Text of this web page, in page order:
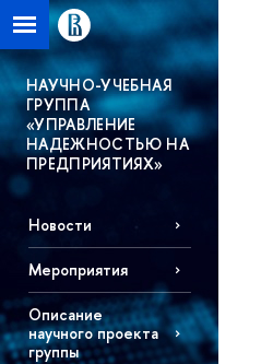
НАУЧНО-УЧЕБНАЯ
ГРУППА
«УПРАВЛЕНИЕ
НАДЕЖНОСТЬЮ НА
ПРЕДПРИЯТИЯХ»
Новости
Мероприятия
Описание
научного проекта
группы